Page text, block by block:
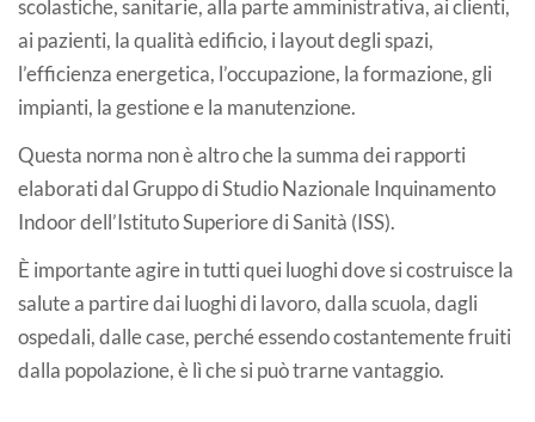
scolastiche, sanitarie, alla parte amministrativa, ai clienti,
ai pazienti, la qualità edificio, i layout degli spazi,
l’efficienza energetica, l’occupazione, la formazione, gli
impianti, la gestione e la manutenzione.
Questa norma non è altro che la summa dei rapporti
elaborati dal Gruppo di Studio Nazionale Inquinamento
Indoor dell’Istituto Superiore di Sanità (ISS).
È importante agire in tutti quei luoghi dove si costruisce la
salute a partire dai luoghi di lavoro, dalla scuola, dagli
ospedali, dalle case, perché essendo costantemente fruiti
dalla popolazione, è lì che si può trarne vantaggio.